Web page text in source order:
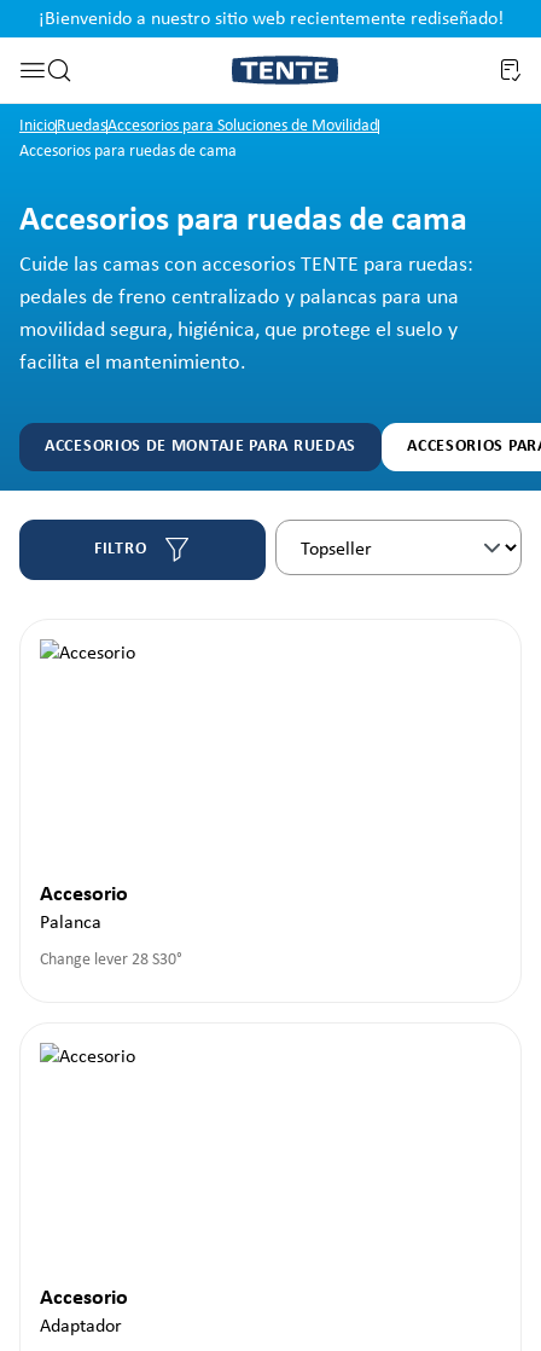
Saltar a la búsqueda
¡Bienvenido a nuestro sitio web recientemente rediseñado!
InicioRuedasAccesorios para Soluciones de Movilidad
Accesorios para ruedas de cama
Accesorios para ruedas de cama
Cuide las camas con accesorios TENTE para ruedas:
pedales de freno centralizado y palancas para una
movilidad segura, higiénica, que protege el suelo y
facilita el mantenimiento.
ACCESORIOS DE MONTAJE PARA RUEDAS ACCESORIOS
FILTRO
Accesorio
Palanca
Change lever 28 S30°
Accesorio
Adaptador